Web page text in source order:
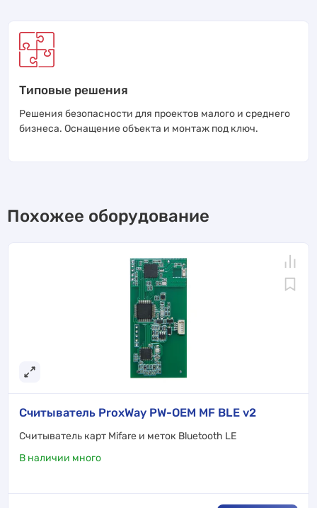
Типовые решения
Решения безопасности для проектов малого и среднего
бизнеса. Оснащение объекта и монтаж под ключ.
Похожее оборудование
Считыватель ProxWay PW-OEM MF BLE v2
Cчитыватель карт Mifare и меток Bluetooth LE
В наличии много